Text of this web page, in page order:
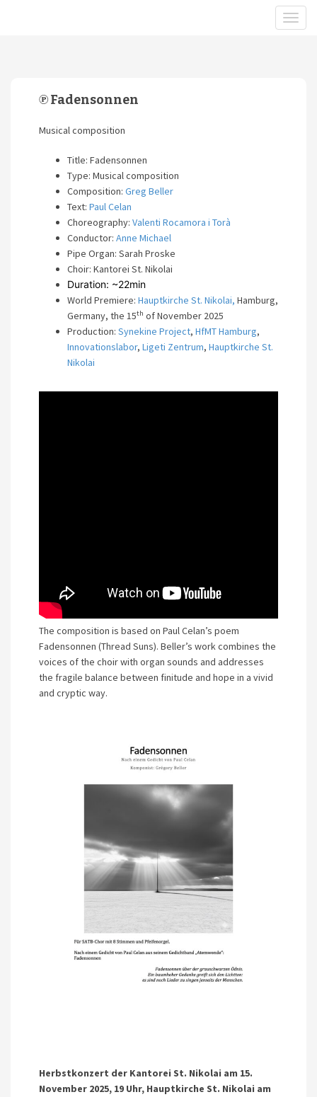
℗ Fadensonnen
Musical composition
Title: Fadensonnen
Type: Musical composition
Composition: Greg Beller
Text: Paul Celan
Choreography: Valenti Rocamora i Torà
Conductor: Anne Michael
Pipe Organ: Sarah Proske
Choir: Kantorei St. Nikolai
Duration: ~22min
World Premiere: Hauptkirche St. Nikolai, Hamburg,
Germany, the 15th of November 2025
Production: Synekine Project, HfMT Hamburg,
Innovationslabor, Ligeti Zentrum, Hauptkirche St.
Nikolai
The composition is based on Paul Celan’s poem
Fadensonnen (Thread Suns). Beller’s work combines the
voices of the choir with organ sounds and addresses
the fragile balance between finitude and hope in a vivid
and cryptic way.
Herbstkonzert der Kantorei St. Nikolai am 15.
November 2025, 19 Uhr, Hauptkirche St. Nikolai am